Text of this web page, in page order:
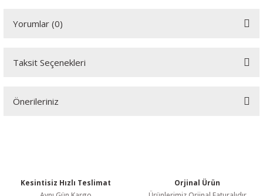
Yorumlar (0)
Bu ürüne ilk yorumu siz yapın!
Taksit Seçenekleri
Önerileriniz
Ürün resmi kalitesiz, bozuk veya görüntülenemiyor.
Kesintisiz Hızlı Teslimat
Orjinal Ürün